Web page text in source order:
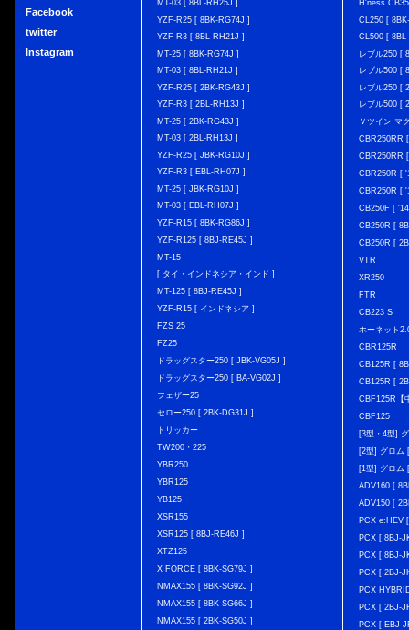
Facebook
twitter
Instagram
MT-03 [ 8BL-RH25J ]
YZF-R25 [ 8BK-RG74J ]
YZF-R3 [ 8BL-RH21J ]
MT-25 [ 8BK-RG74J ]
MT-03 [ 8BL-RH21J ]
YZF-R25 [ 2BK-RG43J ]
YZF-R3 [ 2BL-RH13J ]
MT-25 [ 2BK-RG43J ]
MT-03 [ 2BL-RH13J ]
YZF-R25 [ JBK-RG10J ]
YZF-R3 [ EBL-RH07J ]
MT-25 [ JBK-RG10J ]
MT-03 [ EBL-RH07J ]
YZF-R15 [ 8BK-RG86J ]
YZF-R125 [ 8BJ-RE45J ]
MT-15
[ タイ・インドネシア・インド ]
MT-125 [ 8BJ-RE45J ]
YZF-R15 [ インドネシア ]
FZS 25
FZ25
ドラッグスター250 [ JBK-VG05J ]
ドラッグスター250 [ BA-VG02J ]
フェザー25
セロー250 [ 2BK-DG31J ]
トリッカー
TW200・225
YBR250
YBR125
YB125
XSR155
XSR125 [ 8BJ-RE46J ]
XTZ125
X FORCE [ 8BK-SG79J ]
NMAX155 [ 8BK-SG92J ]
NMAX155 [ 8BK-SG66J ]
NMAX155 [ 2BK-SG50J ]
H'ness
CL250 [
CL500 [
レブル250 [
レブル500 [
レブル250 [
レブル500 [
Ｖツイン マ
CBR250RR
CBR250RR
CBR250R [
CBR250R [
CB250F [
CB250R [
CB250R [
VTR
XR250
FTR
CB223 S
ホーネット
CBR125R
CB125R [
CB125R [
CBF125R【
CBF125
[3型・4型]
[2型] グロム
[1型] グロム
ADV160 [
ADV150 [
PCX e:HEV
PCX [ 8BJ-
PCX [ 8BJ-
PCX [ 2BJ-
PCX
PCX [ 2BJ-
PCX [ EBJ-